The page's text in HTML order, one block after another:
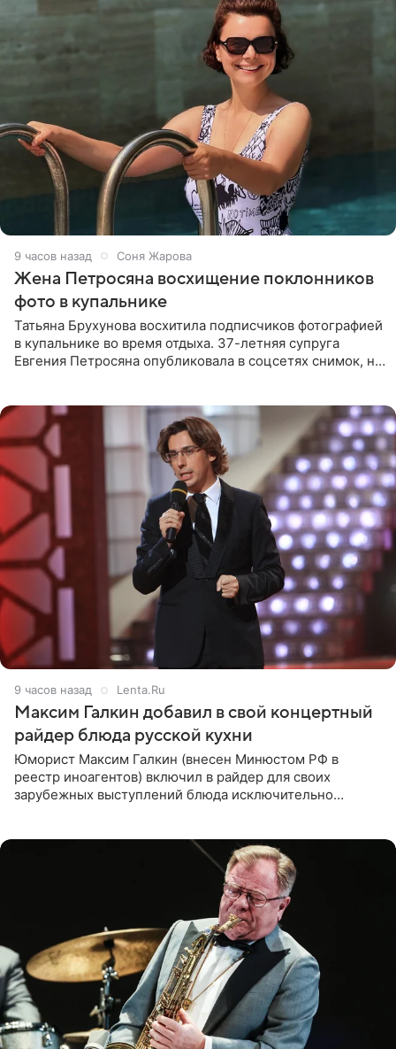
9 часов назад Соня Жарова
Жена Петросяна восхищение поклонников
фото в купальнике
Татьяна Брухунова восхитила подписчиков фотографией
в купальнике во время отдыха. 37-летняя супруга
Евгения Петросяна опубликовала в соцсетях снимок, на
9 часов назад Lenta.Ru
Максим Галкин добавил в свой концертный
райдер блюда русской кухни
Юморист Максим Галкин (внесен Минюстом РФ в
реестр иноагентов) включил в райдер для своих
зарубежных выступлений блюда исключительно